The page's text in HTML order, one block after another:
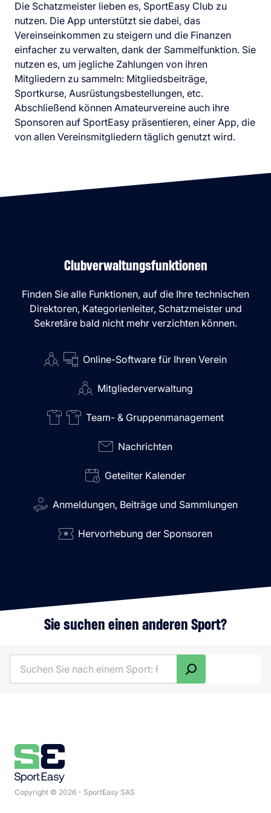
Die Schatzmeister lieben es, SportEasy Club zu
nutzen. Die App unterstützt sie dabei, das
Vereinseinkommen zu steigern und die Finanzen
einfacher zu verwalten, dank der Sammelfunktion. Sie
nutzen es, um jegliche Zahlungen von ihren
Mitgliedern zu sammeln: Mitgliedsbeiträge,
Sportkurse, Ausrüstungsbestellungen, etc.
Abschließend können Amateurvereine auch ihre
Sponsoren auf SportEasy präsentieren, einer App, die
von allen Vereinsmitgliedern täglich genutzt wird.
Clubverwaltungsfunktionen
Finden Sie alle Funktionen, auf die Ihre technischen
Direktoren, Kategorienleiter, Schatzmeister und
Sekretäre bald nicht mehr verzichten können.
Online-Software für Ihren Verein
Mitgliederverwaltung
Team- & Gruppenmanagement
Nachrichten
Geteilter Kalender
Anmeldungen, Beiträge und Sammlungen
Hervorhebung der Sponsoren
Sie suchen einen anderen Sport?
Copyright © 2026 - SportEasy SAS